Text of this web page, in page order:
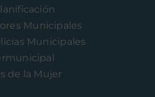
Municipales
Municipales
de la Mujer